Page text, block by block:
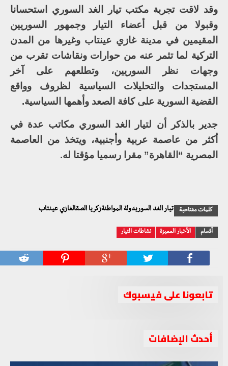
وقد لاقت تجربة مكتب تيار الغد السوري استحسانا
وقبولا من قبل أعضاء التيار وجمهور السوريين
المقيمين في مدينة غازي عينتاب وغيرها من المدن
التركية لما تثمر عنه من حوارات ونقاشات تقرب من
وجهات نظر السوريين، وتطلعهم على آخر
المستجدات والتحليلات السياسية لظروف وواقع
القضية السورية على كافة الصعد وأهمها السياسية.
جدير بالذكر أن لتيار الغد السوري مكاتب عدة في
أكثر من عاصمة عربية وأجنبية، ويتخذ من العاصمة
المصرية “القاهرة” مقرا رسميا مؤقتا له.
كلمات مفتاحية تيار الغد السوريدولة المواطنةزكريا الصقالغازي عينتاب
أقسام الأخبار المميزة نشاطات التيار
تابعونا على فيسبوك
أحدث الإضافات